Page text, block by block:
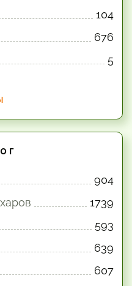
104
676
5
г
904
1739
593
639
607